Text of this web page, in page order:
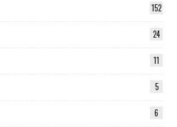
152
24
11
5
6